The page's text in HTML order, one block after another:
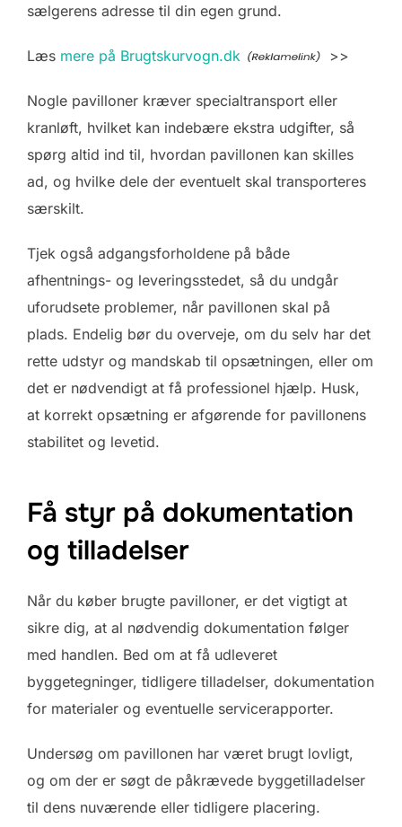
sælgerens adresse til din egen grund.
Læs mere på Brugtskurvogn.dk >>
Nogle pavilloner kræver specialtransport eller
kranløft, hvilket kan indebære ekstra udgifter, så
spørg altid ind til, hvordan pavillonen kan skilles
ad, og hvilke dele der eventuelt skal transporteres
særskilt.
Tjek også adgangsforholdene på både
afhentnings- og leveringsstedet, så du undgår
uforudsete problemer, når pavillonen skal på
plads. Endelig bør du overveje, om du selv har det
rette udstyr og mandskab til opsætningen, eller om
det er nødvendigt at få professionel hjælp. Husk,
at korrekt opsætning er afgørende for pavillonens
stabilitet og levetid.
Få styr på dokumentation
og tilladelser
Når du køber brugte pavilloner, er det vigtigt at
sikre dig, at al nødvendig dokumentation følger
med handlen. Bed om at få udleveret
byggetegninger, tidligere tilladelser, dokumentation
for materialer og eventuelle servicerapporter.
Undersøg om pavillonen har været brugt lovligt,
og om der er søgt de påkrævede byggetilladelser
til dens nuværende eller tidligere placering.